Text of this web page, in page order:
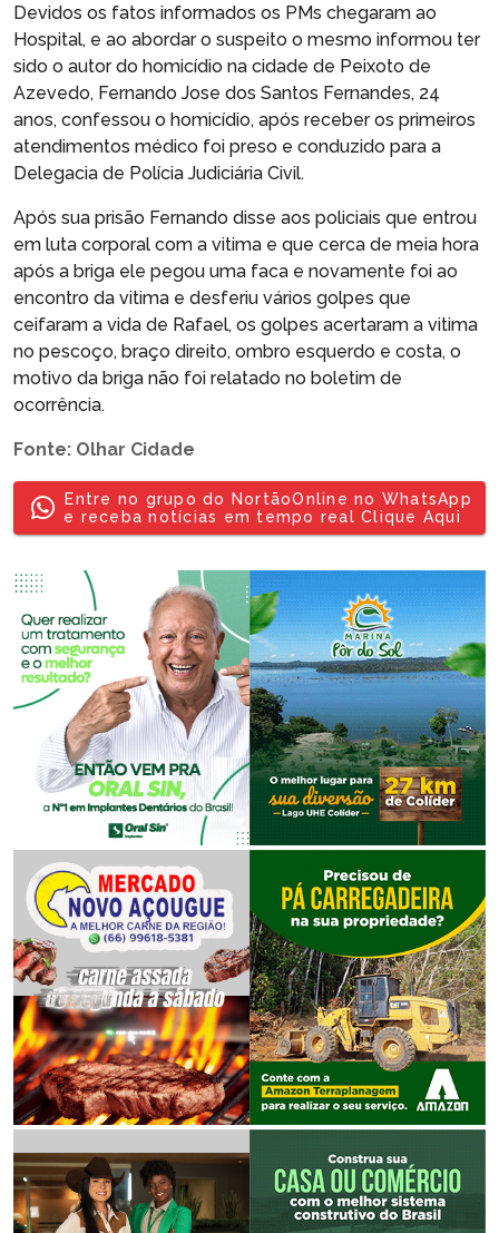
Devidos os fatos informados os PMs chegaram ao
Hospital, e ao abordar o suspeito o mesmo informou ter
sido o autor do homicídio na cidade de Peixoto de
Azevedo, Fernando Jose dos Santos Fernandes, 24
anos, confessou o homicídio, após receber os primeiros
atendimentos médico foi preso e conduzido para a
Delegacia de Polícia Judiciária Civil.
Após sua prisão Fernando disse aos policiais que entrou
em luta corporal com a vitima e que cerca de meia hora
após a briga ele pegou uma faca e novamente foi ao
encontro da vitima e desferiu vários golpes que
ceifaram a vida de Rafael, os golpes acertaram a vitima
no pescoço, braço direito, ombro esquerdo e costa, o
motivo da briga não foi relatado no boletim de
ocorrência.
Fonte: Olhar Cidade
Entre no grupo do NortãoOnline no WhatsApp
e receba notícias em tempo real Clique Aqui